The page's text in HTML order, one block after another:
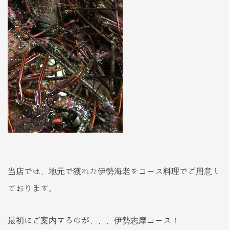
当店では、地元で獲れた伊勢海老をコース料理でご用意し
ております。
最初にご案内するのが、、、伊勢志摩コース！